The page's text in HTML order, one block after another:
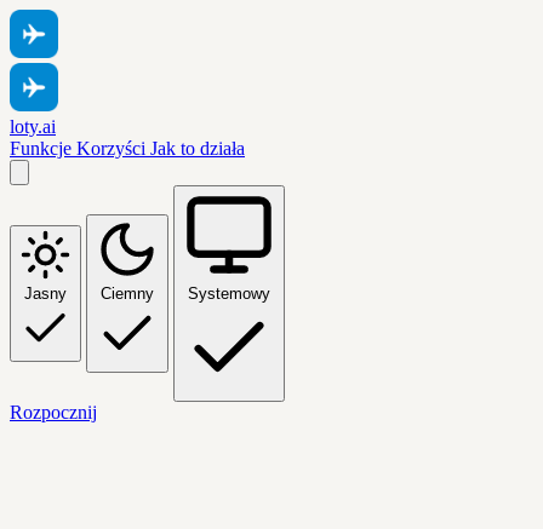
loty.ai
Funkcje Korzyści Jak to działa
Jasny Ciemny Systemowy
Rozpocznij